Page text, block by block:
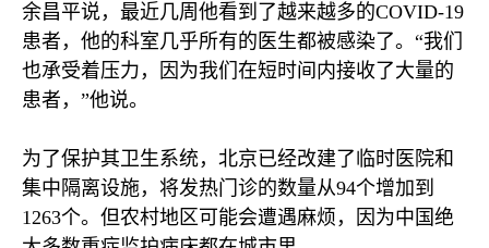
余昌平说，最近几周他看到了越来越多的COVID-19
患者，他的科室几乎所有的医生都被感染了。“我们
也承受着压力，因为我们在短时间内接收了大量的
患者，”他说。
为了保护其卫生系统，北京已经改建了临时医院和
集中隔离设施，将发热门诊的数量从94个增加到
1263个。但农村地区可能会遭遇麻烦，因为中国绝